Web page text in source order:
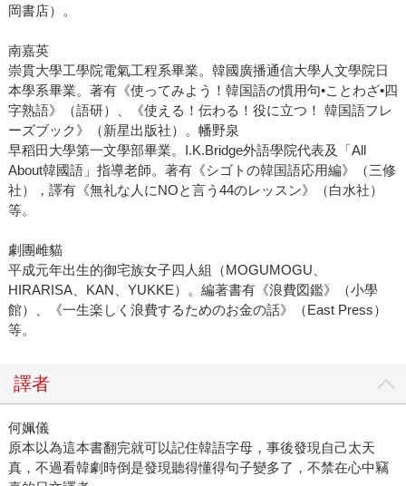
岡書店）。
南嘉英
崇貫大學工學院電氣工程系畢業。韓國廣播通信大學人文學院日
本學系畢業。著有《使ってみよう！韓国語の慣用句•ことわざ•四
字熟語》（語研）、《使える！伝わる！役に立つ！ 韓国語フレ
ーズブック》（新星出版社）。 幡野泉
早稻田大學第一文學部畢業。I.K.Bridge外語學院代表及「All
About韓國語」指導老師。著有《シゴトの韓国語応用編》（三修
社），譯有《無礼な人にNOと言う44のレッスン》（白水社）
等。
劇團雌貓
平成元年出生的御宅族女子四人組（MOGUMOGU、
HIRARISA、KAN、YUKKE）。編著書有《浪費図鑑》（小學
館）、《一生楽しく浪費するためのお金の話》（East Press）
等。
譯者
何姵儀
原本以為這本書翻完就可以記住韓語字母，事後發現自己太天
真，不過看韓劇時倒是發現聽得懂得句子變多了，不禁在心中竊